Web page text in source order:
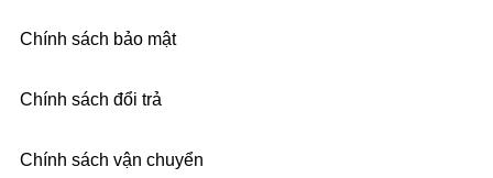
Chính sách bảo mật
Chính sách đổi trả
Chính sách vận chuyển